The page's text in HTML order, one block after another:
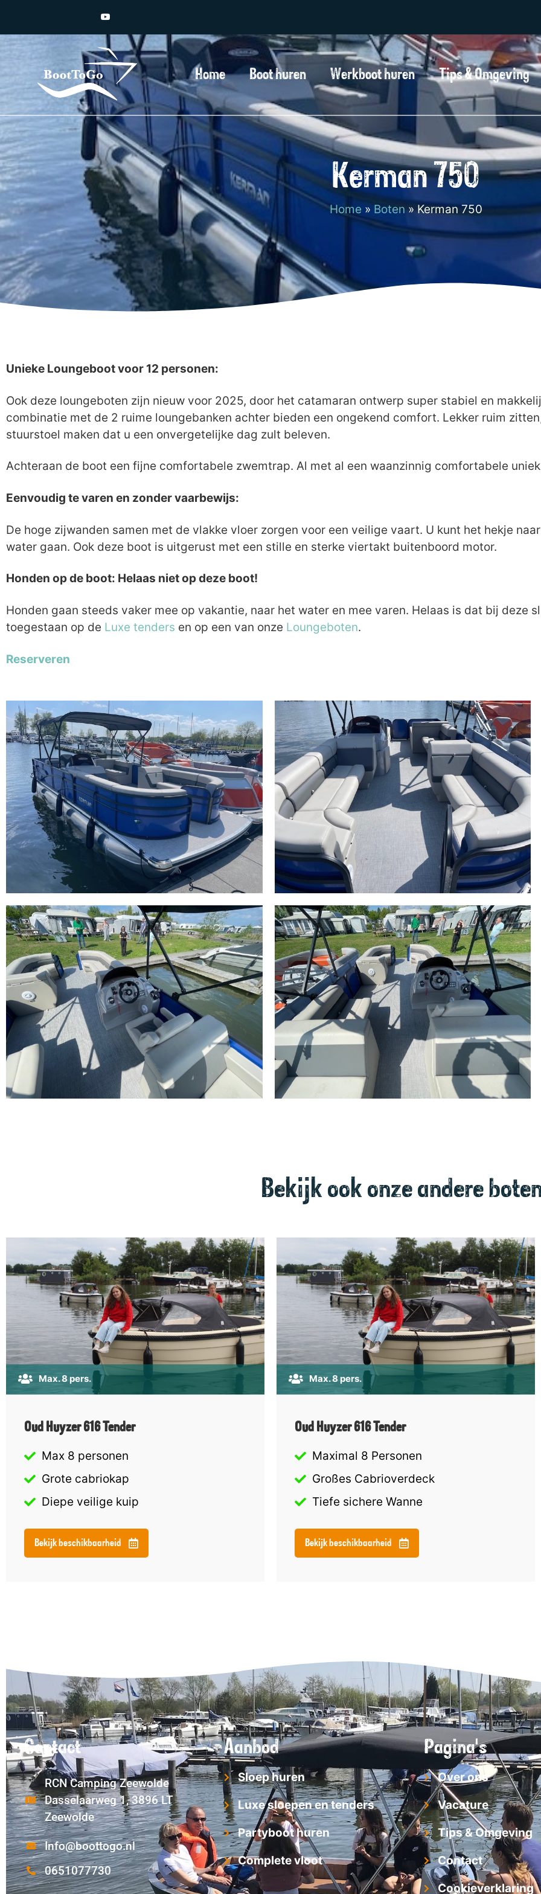
Home Boot huren Werkboot huren Tips & Omgeving
Kerman 750
Home »Boten»Kerman 750
Unieke Loungeboot voor 12 personen:
Ook deze loungeboten zijn nieuw voor 2025, door het catamaran ontwerp super stabiel en
combinatie met de 2 ruime loungebanken achter bieden een ongekend comfort. Lekker ruim
stuurstoel maken dat u een onvergetelijke dag zult beleven.
Achteraan de boot een fijne comfortabele zwemtrap. Al met al een waanzinnig comfortabele
Eenvoudig te varen en zonder vaarbewijs:
De hoge zijwanden samen met de vlakke vloer zorgen voor een veilige vaart. U kunt het hekje
water gaan. Ook deze boot is uitgerust met een stille en sterke viertakt buitenboord motor.
Honden op de boot: Helaas niet op deze boot!
Honden gaan steeds vaker mee op vakantie, naar het water en mee varen. Helaas is dat bij deze
toegestaan op de Luxe tenders en op een van onze Loungeboten.
Reserveren
Bekijk ook onze andere
Max. 8 pers.
Oud Huyzer 616 Tender
Max 8 personen
Grote cabriokap
Diepe veilige kuip
Bekijk beschikbaarheid
Max. 8 pers.
Oud Huyzer 616 Tender
Maximal 8 Personen
Großes Cabrioverdeck
Tiefe sichere Wanne
Bekijk beschikbaarheid
Contact
RCN Camping Zeewolde
Dasselaarweg 1, 3896 LT
Zeewolde
Info@boottogo.nl
0651077730
Aanbod
Sloep huren
Luxe sloepen en tenders
Partyboot huren
Complete vloot
Pagina's
Over ons
Vacature
Tips & Omgeving
Contact
Cookieverklaring